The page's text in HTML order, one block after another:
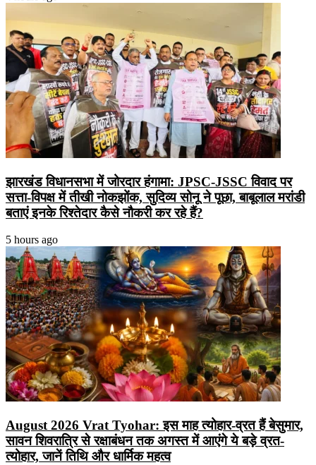
झारखंड विधानसभा में जोरदार हंगामा: JPSC-JSSC विवाद पर
सत्ता-विपक्ष में तीखी नोकझोंक, सुदिव्य सोनू ने पूछा, बाबूलाल मरांडी
बताएं इनके रिश्तेदार कैसे नौकरी कर रहे हैं?
5 hours ago
August 2026 Vrat Tyohar: इस माह त्योहार-व्रत हैं बेसुमार,
सावन शिवरात्रि से रक्षाबंधन तक अगस्त में आएंगे ये बड़े व्रत-
त्योहार, जानें तिथि और धार्मिक महत्व